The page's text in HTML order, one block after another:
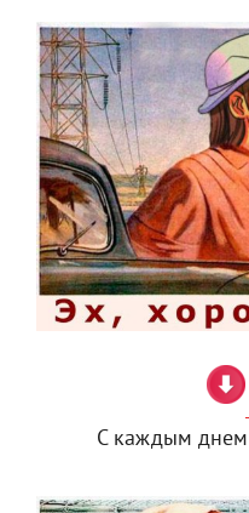
С каждым днем